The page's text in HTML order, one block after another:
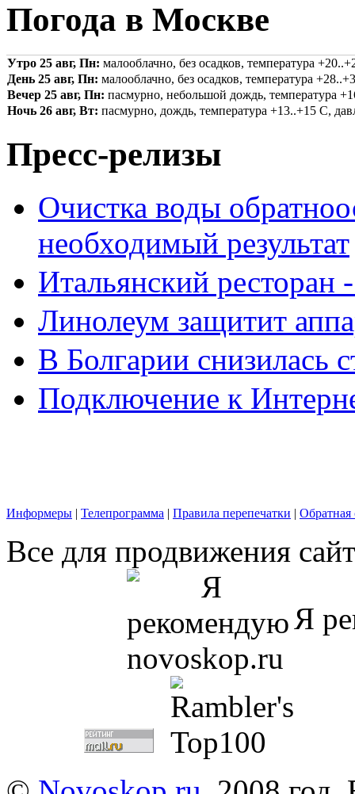
Погода в Москве
Утро 25 авг, Пн: малооблачно, без осадков, температура
День 25 авг, Пн: малооблачно, без осадков, температура
Вечер 25 авг, Пн: пасмурно, небольшой дождь, температура
Ночь 26 авг, Вт: пасмурно, дождь, температура +13..+15 С,
Пресс-релизы
Очистка воды
необходимый результат
Итальянский
Линолеум защитит
В Болгарии снизилась
Подключение к
Информеры | Телепрограмма | Правила перепечатки | Обратная
Все для продвижения
Я